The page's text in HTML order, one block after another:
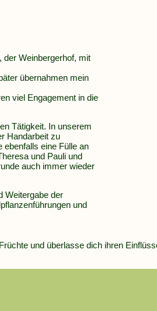
der Weinbergerhof, mit
übernahmen mein
viel Engagement in die
Tätigkeit. In unserem
Handarbeit zu
ebenfalls eine Fülle an
und Pauli und
auch immer wieder
Weitergabe der
und
und überlasse dich ihren